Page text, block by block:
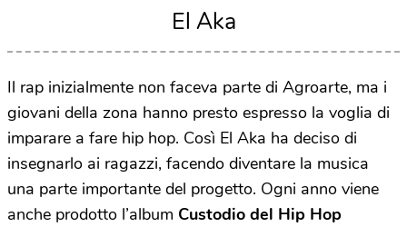
El Aka
Il rap inizialmente non faceva parte di Agroarte, ma i
giovani della zona hanno presto espresso la voglia di
imparare a fare hip hop. Così El Aka ha deciso di
insegnarlo ai ragazzi, facendo diventare la musica
una parte importante del progetto. Ogni anno viene
anche prodotto l’album Custodio del Hip Hop